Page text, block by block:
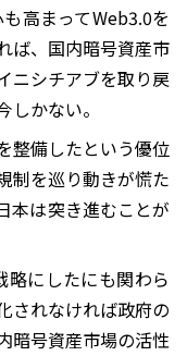
高まってWeb3.0を
ば、国内暗号資産市
ニシチアブを取り戻
かない。
整備したという優位
制を巡り動きが慌た
本は突き進むことが
略にしたにも関わら
されなければ政府の
暗号資産市場の活性